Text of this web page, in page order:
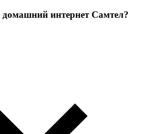
интернет Самтел?